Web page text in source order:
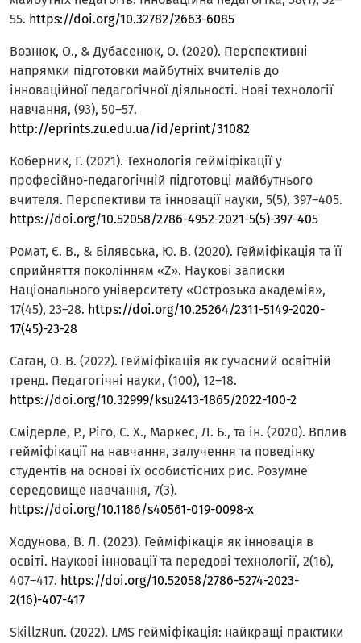
55. https://doi.org/10.32782/2663-6085
Вознюк, О., & Дубасенюк, О. (2020). Перспективні
напрямки підготовки майбутніх вчителів до
інноваційної педагогічної діяльності. Нові технології
навчання, (93), 50–57.
http://eprints.zu.edu.ua/id/eprint/31082
Коберник, Г. (2021). Технологія гейміфікації у
професійно-педагогічній підготовці майбутнього
вчителя. Перспективи та інновації науки, 5(5), 397–405.
https://doi.org/10.52058/2786-4952-2021-5(5)-397-405
Ромат, Є. В., & Білявська, Ю. В. (2020). Гейміфікація та її
сприйняття поколінням «Z». Наукові записки
Національного університету «Острозька академія»,
17(45), 23–28. https://doi.org/10.25264/2311-5149-2020-
17(45)-23-28
Саган, О. В. (2022). Гейміфікація як сучасний освітній
тренд. Педагогічні науки, (100), 12–18.
https://doi.org/10.32999/ksu2413-1865/2022-100-2
Смідерле, Р., Ріго, С. Х., Маркес, Л. Б., та ін. (2020). Вплив
гейміфікації на навчання, залучення та поведінку
студентів на основі їх особистісних рис. Розумне
середовище навчання, 7(3).
https://doi.org/10.1186/s40561-019-0098-x
Ходунова, В. Л. (2023). Гейміфікація як інновація в
освіті. Наукові інновації та передові технології, 2(16),
407–417. https://doi.org/10.52058/2786-5274-2023-
2(16)-407-417
SkillzRun. (2022). LMS гейміфікація: найкращі практики